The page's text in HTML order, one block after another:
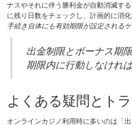
ナスやそれに伴う勝利金が自動消滅す
に残り日数をチェックし、計画的に消
手続き自体にも有効期限が設定される
出金制限とボーナス期
期限内に行動しなけれ
よくある疑問とト
オンラインカジノ利用時に多いのは「